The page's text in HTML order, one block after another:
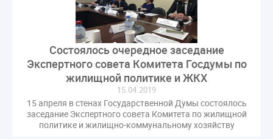
Состоялось очередное заседание
Экспертного совета Комитета Госдумы по
жилищной политике и ЖКХ
15.04.2019
15 апреля в стенах Государственной Думы состоялось
заседание Экспертного совета Комитета по жилищной
политике и жилищно-коммунальному хозяйству